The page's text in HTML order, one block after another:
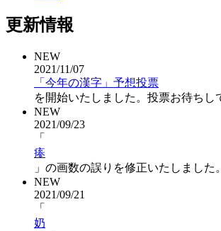
更新情報
NEW
2021/11/07
「今年の漢字」予想投票
を開始いたしました。投票お待ちし
NEW
2021/09/23
「
瘆
」の画数の誤りを修正いたしました。
NEW
2021/09/21
「
奶